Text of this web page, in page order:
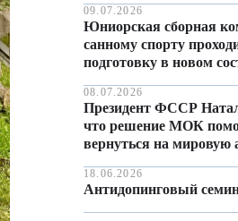
09.07.2026
Юниорская сборная
санному спорту
подготовку в новом
08.07.2026
Президент ФССР
что решение МОК
вернуться на мировую
18.06.2026
Антидопинговый